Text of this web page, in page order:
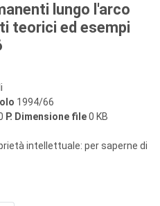
lungo l'arco
teorici ed esempi
1994/66
P. Dimensione file0 KB
intellettuale: per saperne di